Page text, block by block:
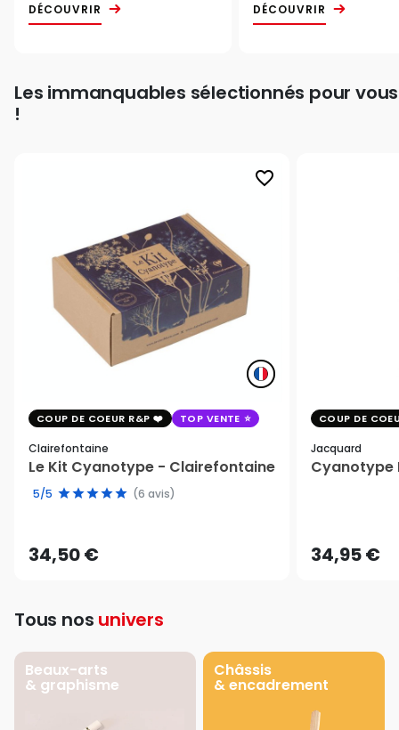
DÉCOUVRIR DÉCOUVRIR
Les immanquables sélectionnés pour vous
!
favorite_border
COUP DE COEUR R&P TOP VENTE
Clairefontaine
Le Kit Cyanotype - Clairefontaine
5/5 (6 avis)
34,50 €
COUP DE
Jacquard
Cyanotype
34,95 €
Tous nos univers
Beaux-arts
& graphisme
Châssis
& encadrement